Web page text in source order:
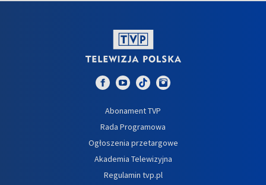
Abonament TVP
Rada Programowa
Ogłoszenia przetargowe
Akademia Telewizyjna
Regulamin tvp.pl